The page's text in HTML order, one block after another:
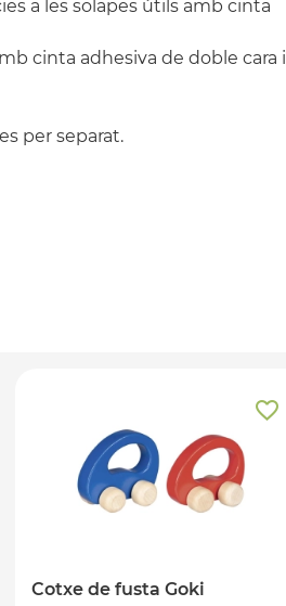
a les solapes útils amb cinta
cinta adhesiva de doble cara i
per separat.
Cotxe de fusta Goki